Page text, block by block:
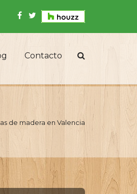
Contacto
de madera en Valencia